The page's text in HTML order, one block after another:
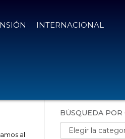
INTERNACIONAL
al
BÚSQUEDA POR
Búsqueda por